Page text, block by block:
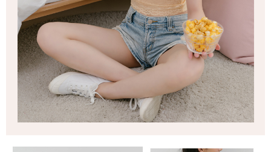
dan kad prabayar)
2. Pilihan kaedah pembayaran "Pembayaran Ansuran Gogo", selepas
pesanan ditubuhkan, akan secara automatik dialihkan ke proses
transaksi Gogo, selepas pengesahan nombor telefon, pilih bilangan
ansuran yang diingini, tarikh akhir pembayaran, dan setelah
mengesahkan pembayaran, transaksi akan selesai.
3. Jumlah kelulusan sebenar, bilangan ansuran dan jumlah bayaran
adalah berdasarkan halaman pengesahan transaksi seterusnya.
4. Dalam masa 30 minit selepas pesanan ditubuhkan, jika tidak pergi
untuk mengesahkan transaksi atau jika tidak lulus semakan, pesanan
akan dibatalkan secara automatik. Jika terdapat situasi "pindah untuk
penilaian boleh diberikan.
peribadi yang disenaraikan seperti di atas akan dikumpul dan digunakan
oleh AFTEE, sila jangan gunakan perkhidmatan ini.